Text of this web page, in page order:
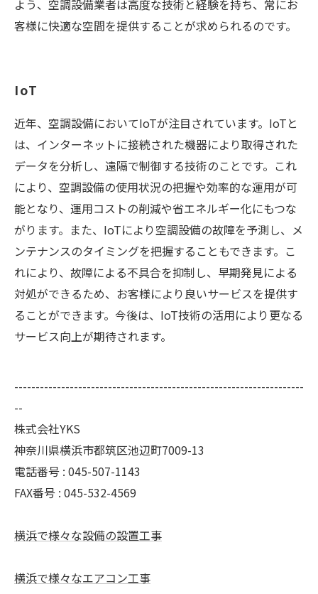
よう、空調設備業者は高度な技術と経験を持ち、常にお
客様に快適な空間を提供することが求められるのです。
IoT
近年、空調設備においてIoTが注目されています。IoTと
は、インターネットに接続された機器により取得された
データを分析し、遠隔で制御する技術のことです。これ
により、空調設備の使用状況の把握や効率的な運用が可
能となり、運用コストの削減や省エネルギー化にもつな
がります。また、IoTにより空調設備の故障を予測し、メ
ンテナンスのタイミングを把握することもできます。こ
れにより、故障による不具合を抑制し、早期発見による
対処ができるため、お客様により良いサービスを提供す
ることができます。今後は、IoT技術の活用により更なる
サービス向上が期待されます。
--------------------------------------------------------------------
--
株式会社YKS
神奈川県横浜市都筑区池辺町7009-13
電話番号 : 045-507-1143
FAX番号 : 045-532-4569
横浜で様々な設備の設置工事
横浜で様々なエアコン工事